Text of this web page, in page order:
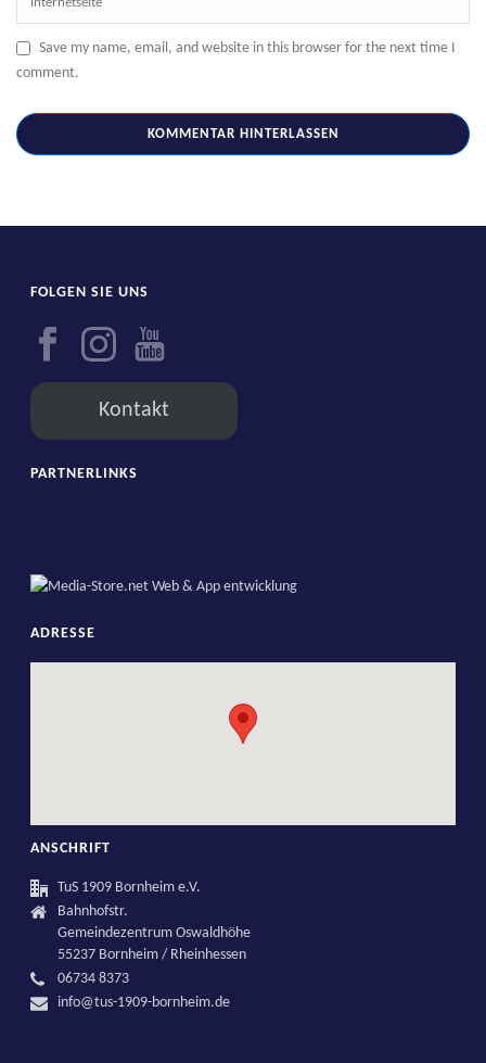
Save my name, email, and website in this browser for the next time I
comment.
FOLGEN SIE UNS
Kontakt
PARTNERLINKS
ADRESSE
ANSCHRIFT
TuS 1909 Bornheim e.V.
Bahnhofstr.
Gemeindezentrum Oswaldhöhe
55237 Bornheim / Rheinhessen
06734 8373
info@tus-1909-bornheim.de